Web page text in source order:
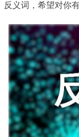
反义词，希望对你